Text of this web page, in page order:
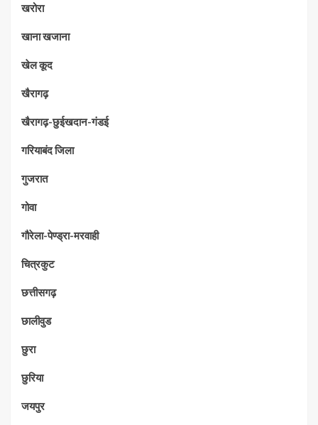
खरोरा
खाना खजाना
खेल कूद
खैरागढ़
खैरागढ़-छुईखदान-गंडई
गरियाबंद जिला
गुजरात
गोवा
गौरेला-पेण्ड्रा-मरवाही
चित्रकुट
छत्तीसगढ़
छालीवुड
छुरा
छुरिया
जयपुर